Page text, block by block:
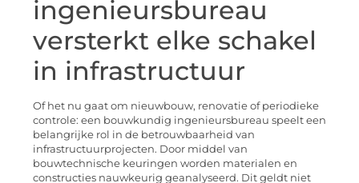
ingenieursbureau
versterkt elke schakel
in infrastructuur
Of het nu gaat om nieuwbouw, renovatie of periodieke
controle: een bouwkundig ingenieursbureau speelt een
belangrijke rol in de betrouwbaarheid van
infrastructuurprojecten. Door middel van
bouwtechnische keuringen worden materialen en
constructies nauwkeurig geanalyseerd. Dit geldt niet